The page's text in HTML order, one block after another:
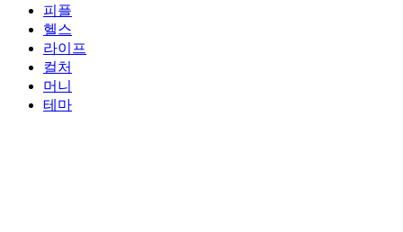
피플
헬스
라이프
컬처
머니
테마